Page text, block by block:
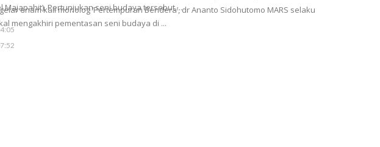
enam kali monolog ‘Pertempuran Bendera’, dr Ananto Sidohutomo MARS selaku
mengakhiri pementasan seni budaya di ...
Majapahit). Pertunjukan seni budaya tersebut ...